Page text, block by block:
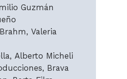
Guzmán
Valeria
Alberto Micheli
Brava